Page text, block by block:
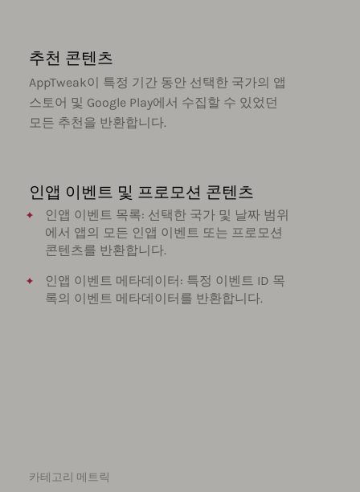
추천 콘텐츠
AppTweak이 특정 기간 동안 선택한 국가의 앱
스토어 및 Google Play에서 수집할 수 있었던
모든 추천을 반환합니다.
인앱 이벤트 및 프로모션 콘텐츠
인앱 이벤트 목록: 선택한 국가 및 날짜 범위
에서 앱의 모든 인앱 이벤트 또는 프로모션
콘텐츠를 반환합니다.
인앱 이벤트 메타데이터: 특정 이벤트 ID 목
록의 이벤트 메타데이터를 반환합니다.
카테고리 메트릭